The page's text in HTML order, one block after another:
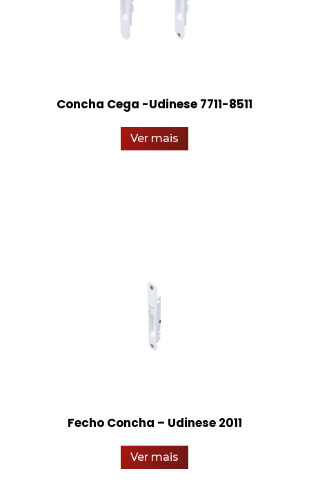
Concha Cega -Udinese 7711-8511
Ver mais
Fecho Concha – Udinese 2011
Ver mais